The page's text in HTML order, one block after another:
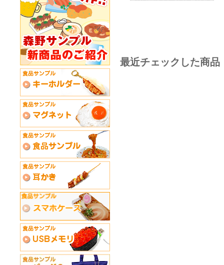
最近チェックした商品